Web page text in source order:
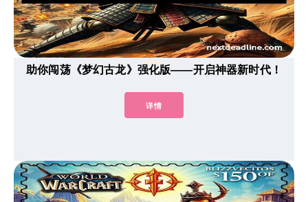
助你闯荡《梦幻古龙》强化版——开启神器新时代！
详情